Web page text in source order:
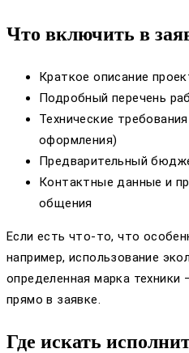
Что включить в
Краткое описание
Подробный перечень
Технические
оформления)
Предварительный
Контактные данные и
общения
Если есть что-то, что
например, использование
определенная марка техники
прямо в заявке.
Где искать